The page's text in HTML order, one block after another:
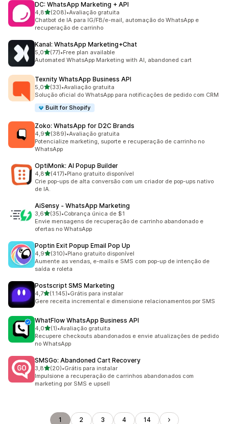
DC: WhatsApp Marketing + API
4,8de 5 estrelas
(208)
208 avaliações ao todo
•Avaliação gratuita
Chatbot de IA para IG/FB/e-mail, automação do WhatsApp e
recuperação de carrinho
Kanal: WhatsApp Marketing+Chat
5,0de 5 estrelas
(77)
77 avaliações ao todo
•Free plan available
Automated WhatsApp Marketing with AI, abandoned cart
Texnity WhatsApp Business API
5,0de 5 estrelas
(33)
33 avaliações ao todo
•Avaliação gratuita
Solução oficial do WhatsApp para notificações de pedido com CRM
Built for Shopify
Zoko: WhatsApp for D2C Brands
4,9de 5 estrelas
(389)
389 avaliações ao todo
•Avaliação gratuita
Potencialize marketing, suporte e recuperação de carrinho no
WhatsApp
OptiMonk: AI Popup Builder
4,8de 5 estrelas
(417)
417 avaliações ao todo
•Plano gratuito disponível
Crie pop-ups de alta conversão com um criador de pop-ups nativo
de IA.
AiSensy ‑ WhatsApp Marketing
3,6de 5 estrelas
(35)
35 avaliações ao todo
•Cobrança única de $1
Envie mensagens de recuperação de carrinho abandonado e
ofertas no WhatsApp
Poptin Exit Popup Email Pop Up
4,9de 5 estrelas
(310)
310 avaliações ao todo
•Plano gratuito disponível
Aumente as vendas, e-mails e SMS com pop-up de intenção de
saída e roleta
Postscript SMS Marketing
4,7de 5 estrelas
(1.145)
1145 avaliações ao todo
•Grátis para instalar
Gere receita incremental e dimensione relacionamentos por SMS
WhatFlow WhatsApp Business API
4,0de 5 estrelas
(1)
1 avaliações ao todo
•Avaliação gratuita
Recupere checkouts abandonados e envie atualizações de pedido
no WhatsApp
SMSGo: Abandoned Cart Recovery
3,8de 5 estrelas
(20)
20 avaliações ao todo
•Grátis para instalar
Impulsione a recuperação de carrinhos abandonados com
marketing por SMS e upsell
1 2 3 4 14